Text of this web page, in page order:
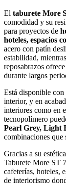
El taburete More
comodidad y su
para proyectos de
hoteles, espacios
acero con patín
estabilidad,
reposabrazos
durante largos
Está disponible con
interior, y en
interiores como en
tecnopolímero
Pearl Grey, Light
combinaciones que
Gracias a su
Taburete More ST
cafeterías, hoteles,
de interiorismo